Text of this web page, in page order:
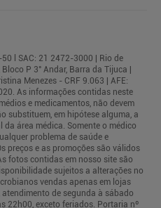
l SAC: 21 2472-3000 | Rio de
P 3° Andar, Barra da Tijuca |
Menezes - CRF 9.063 | AFE:
As informações contidas neste
e medicamentos, não devem
substituem, em hipótese alguma, a
área médica. Somente o médico
problema de saúde e
preços e as promoções são válidos
fotos contidas em nosso site são
sujeitos a alterações no
vendas apenas em lojas
de segunda à sábado
22h00, exceto feriados. Portaria nº